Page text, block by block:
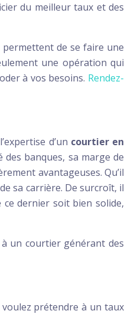
du meilleur taux et des
permettent de se faire une
une opération qui
à vos besoins. Rendez-
d’un courtier en
banques, sa marge de
avantageuses. Qu’il
sa carrière. De surcroît, il
dernier soit bien solide,
un courtier générant des
prétendre à un taux